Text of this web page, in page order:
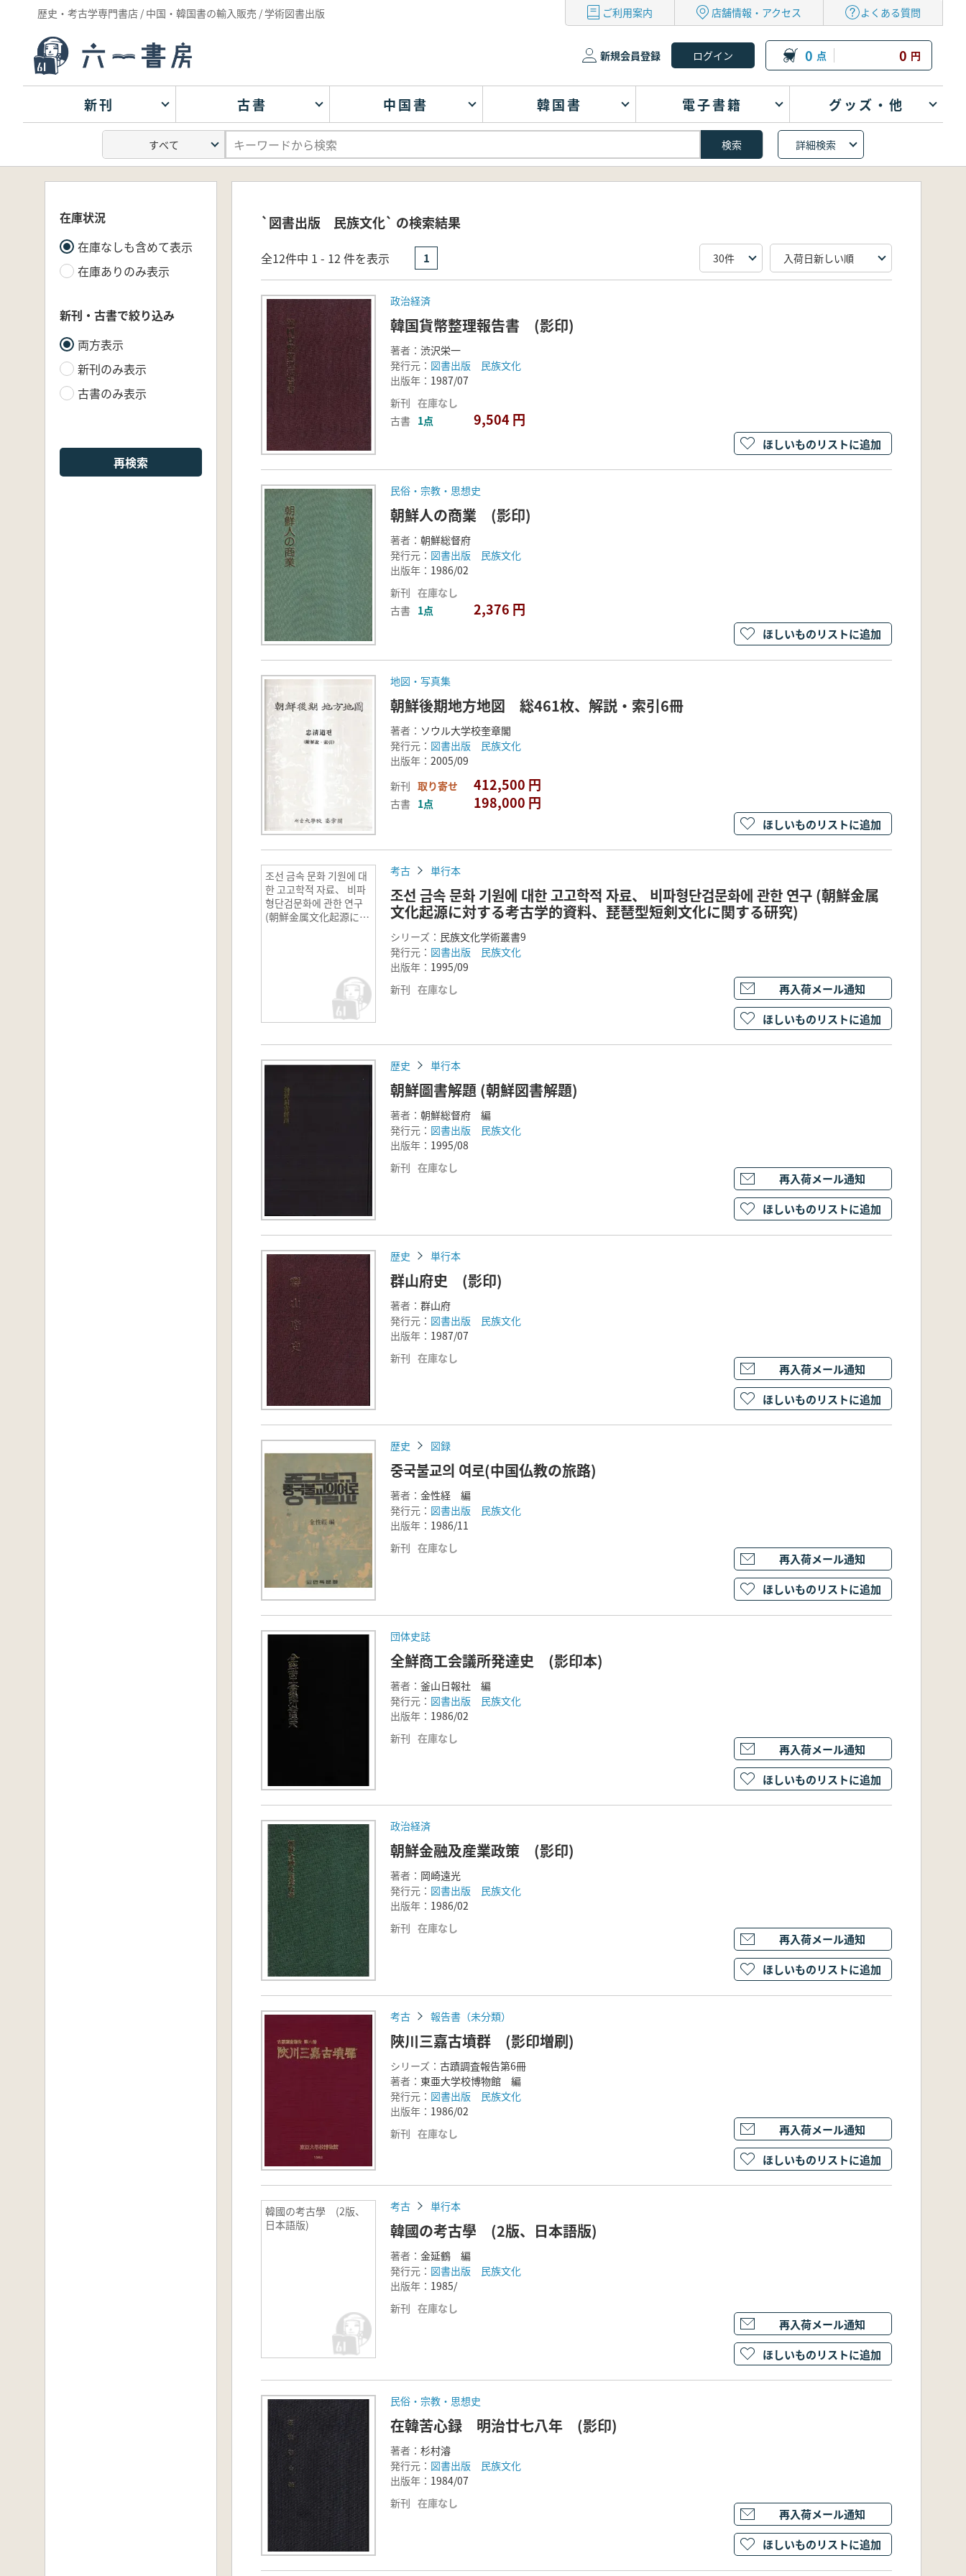
歴史・考古学専門書店 / 中国・韓国書の輸入販売 / 学術図書出版 ご利用案内 店舗情報・アクセス よくある質問
新規会員登録 0 点 0 円
新刊 古書 中国書 韓国書 電子書籍 グッズ・他
詳細検索
在庫状況
在庫なしも含めて表示
在庫ありのみ表示
新刊・古書で絞り込み
両方表示
新刊のみ表示
古書のみ表示
再検索
`図書出版 民族文化` の検索結果
全12件中 1 - 12 件を表示 1
政治経済
韓国貨幣整理報告書 (影印)
著者： 渋沢栄一
発行元： 図書出版 民族文化
出版年： 1987/07
新刊 在庫なし
古書 1点 9,504 円
ほしいものリストに追加
民俗・宗教・思想史
朝鮮人の商業 (影印)
著者： 朝鮮総督府
発行元： 図書出版 民族文化
出版年： 1986/02
新刊 在庫なし
古書 1点 2,376 円
ほしいものリストに追加
地図・写真集
朝鮮後期地方地図 総461枚、解説・索引6冊
著者： ソウル大学校奎章閣
発行元： 図書出版 民族文化
出版年： 2005/09
新刊 取り寄せ 412,500 円
古書 1点 198,000 円
ほしいものリストに追加
조선 금속 문화 기원에 대
한 고고학적 자료、 비파
형단검문화에 관한 연구
(朝鮮金属文化起源に対
考古 単行本
조선 금속 문화 기원에 대한 고고학적 자료、 비파형단검문화에 관한 연구 (朝鮮金属
文化起源に対する考古学的資料、琵琶型短剣文化に関する研究)
シリーズ： 民族文化学術叢書9
発行元： 図書出版 民族文化
出版年： 1995/09
新刊 在庫なし
再入荷メール通知
ほしいものリストに追加
歴史 単行本
朝鮮圖書解題 (朝鮮図書解題)
著者： 朝鮮総督府 編
発行元： 図書出版 民族文化
出版年： 1995/08
新刊 在庫なし
再入荷メール通知
ほしいものリストに追加
歴史 単行本
群山府史 (影印)
著者： 群山府
発行元： 図書出版 民族文化
出版年： 1987/07
新刊 在庫なし
再入荷メール通知
ほしいものリストに追加
歴史 図録
중국불교의 여로(中国仏教の旅路)
著者： 金性経 編
発行元： 図書出版 民族文化
出版年： 1986/11
新刊 在庫なし
再入荷メール通知
ほしいものリストに追加
団体史誌
全鮮商工会議所発達史 (影印本)
著者： 釜山日報社 編
発行元： 図書出版 民族文化
出版年： 1986/02
新刊 在庫なし
再入荷メール通知
ほしいものリストに追加
政治経済
朝鮮金融及産業政策 (影印)
著者： 岡崎遠光
発行元： 図書出版 民族文化
出版年： 1986/02
新刊 在庫なし
再入荷メール通知
ほしいものリストに追加
考古 報告書（未分類）
陜川三嘉古墳群 (影印増刷)
シリーズ： 古蹟調査報告第6冊
著者： 東亜大学校博物館 編
発行元： 図書出版 民族文化
出版年： 1986/02
新刊 在庫なし
再入荷メール通知
ほしいものリストに追加
韓國の考古學 (2版、
日本語版)
考古 単行本
韓國の考古學 (2版、日本語版)
著者： 金延鶴 編
発行元： 図書出版 民族文化
出版年： 1985/
新刊 在庫なし
再入荷メール通知
ほしいものリストに追加
民俗・宗教・思想史
在韓苦心録 明治廿七八年 (影印)
著者： 杉村濬
発行元： 図書出版 民族文化
出版年： 1984/07
新刊 在庫なし
再入荷メール通知
ほしいものリストに追加